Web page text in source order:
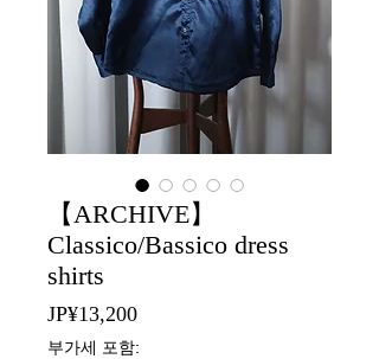
【ARCHIVE】
Classico/Bassico dress
shirts
JP¥13,200가
격
부가세 포함: